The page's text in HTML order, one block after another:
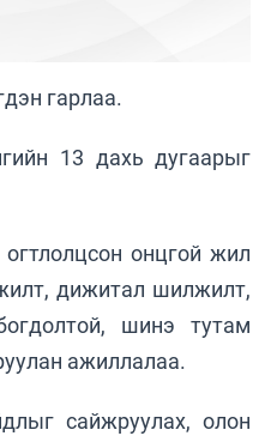
гарлаа.
13 дахь дугаарыг
онцгой жил
дижитал шилжилт,
шинэ тутам
ажиллалаа.
сайжруулах, олон